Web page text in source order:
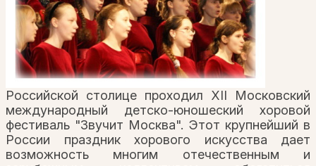
Российской столице проходил XII Московский
международный детско-юношеский хоровой
фестиваль "Звучит Москва". Этот крупнейший в
России праздник хорового искусства дает
возможность многим отечественным и